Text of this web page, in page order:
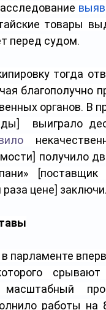
товары
перед судом.
тогда
органов. В
выиграло
получило
[поставщик
цене]
в парламенте
масштабный
работы на